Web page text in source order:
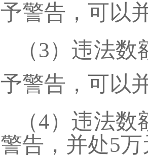
予警告，可以
（3）违法数
予警告，可以
（4）违法数
警告，并处5